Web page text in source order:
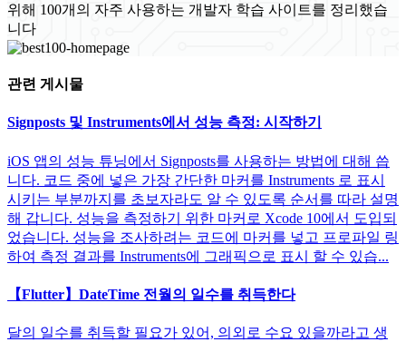
위해 100개의 자주 사용하는 개발자 학습 사이트를 정리했습
니다
관련 게시물
Signposts 및 Instruments에서 성능 측정: 시작하기
iOS 앱의 성능 튜닝에서 Signposts를 사용하는 방법에 대해 씁
니다. 코드 중에 넣은 가장 간단한 마커를 Instruments 로 표시
시키는 부분까지를 초보자라도 알 수 있도록 순서를 따라 설명
해 갑니다. 성능을 측정하기 위한 마커로 Xcode 10에서 도입되
었습니다. 성능을 조사하려는 코드에 마커를 넣고 프로파일 링
하여 측정 결과를 Instruments에 그래픽으로 표시 할 수 있습...
【Flutter】DateTime 전월의 일수를 취득한다
달의 일수를 취득할 필요가 있어, 의외로 수요 있을까라고 생